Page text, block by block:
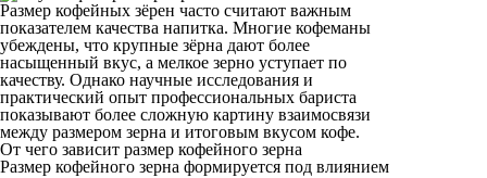
Размер кофейных зёрен часто считают важным
показателем качества напитка. Многие кофеманы
убеждены, что крупные зёрна дают более
насыщенный вкус, а мелкое зерно уступает по
качеству. Однако научные исследования и
практический опыт профессиональных бариста
показывают более сложную картину взаимосвязи
между размером зерна и итоговым вкусом кофе.
От чего зависит размер кофейного зерна
Размер кофейного зерна формируется под влиянием